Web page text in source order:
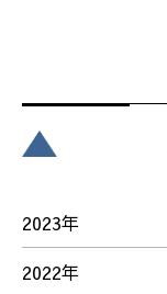
2023年
2022年